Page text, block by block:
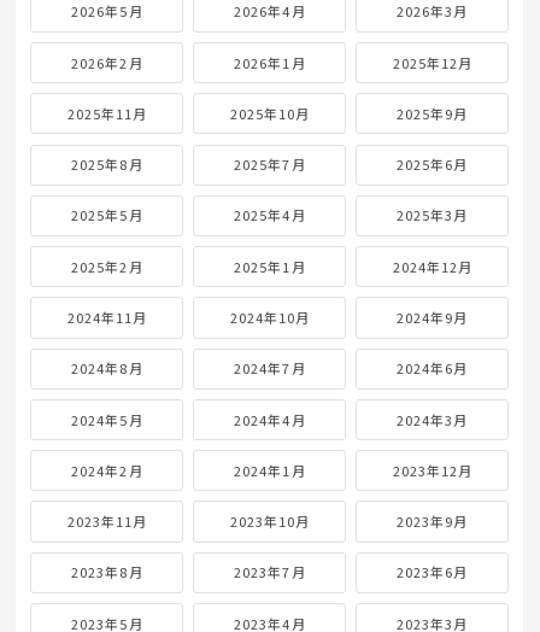
2026年5月 2026年4月 2026年3月
2026年2月 2026年1月 2025年12月
2025年11月 2025年10月 2025年9月
2025年8月 2025年7月 2025年6月
2025年5月 2025年4月 2025年3月
2025年2月 2025年1月 2024年12月
2024年11月 2024年10月 2024年9月
2024年8月 2024年7月 2024年6月
2024年5月 2024年4月 2024年3月
2024年2月 2024年1月 2023年12月
2023年11月 2023年10月 2023年9月
2023年8月 2023年7月 2023年6月
2023年5月 2023年4月 2023年3月